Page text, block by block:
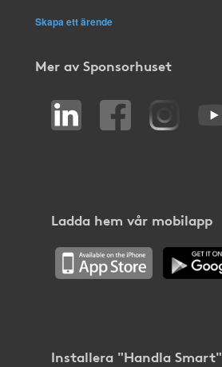
Skapa ett ärende
Mer av Sponsorhuset
Ladda hem vår mobilapp
Installera "Handla Smart"